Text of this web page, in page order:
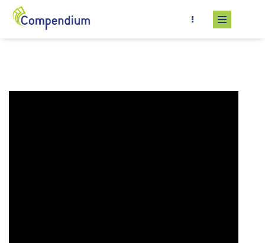
Salta al contenuto principale